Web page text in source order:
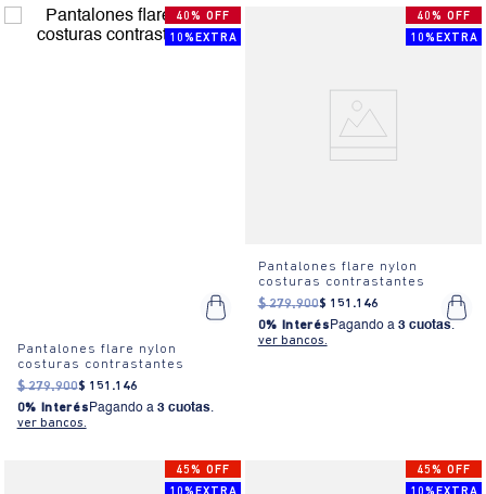
40% OFF
10%EXTRA
Pantalones flare nylon
costuras contrastantes
$ 279.900$ 151 .146
0% Interés Pagando a 3 cuotas.
ver bancos.
40% OFF
10%EXTRA
Pantalones flare nylon
costuras contrastantes
$ 279.900$ 151 .146
0% Interés Pagando a 3 cuotas.
ver bancos.
45% OFF
45% OFF